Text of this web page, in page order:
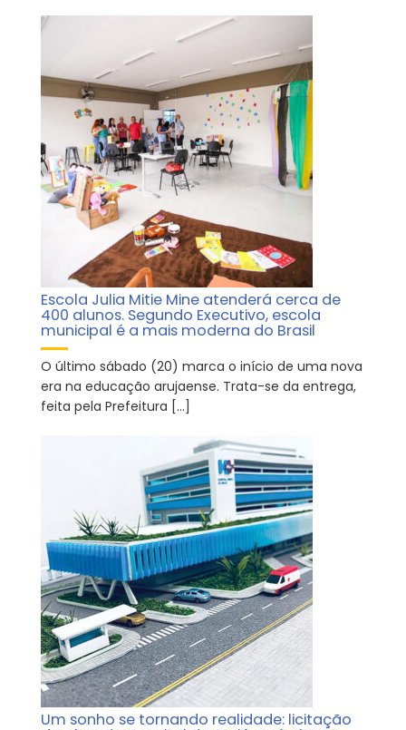
Escola Julia Mitie Mine atenderá cerca de
400 alunos. Segundo Executivo, escola
municipal é a mais moderna do Brasil
O último sábado (20) marca o início de uma nova
era na educação arujaense. Trata-se da entrega,
feita pela Prefeitura […]
Um sonho se tornando realidade: licitação